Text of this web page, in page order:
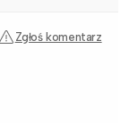
Zgłoś komentarz